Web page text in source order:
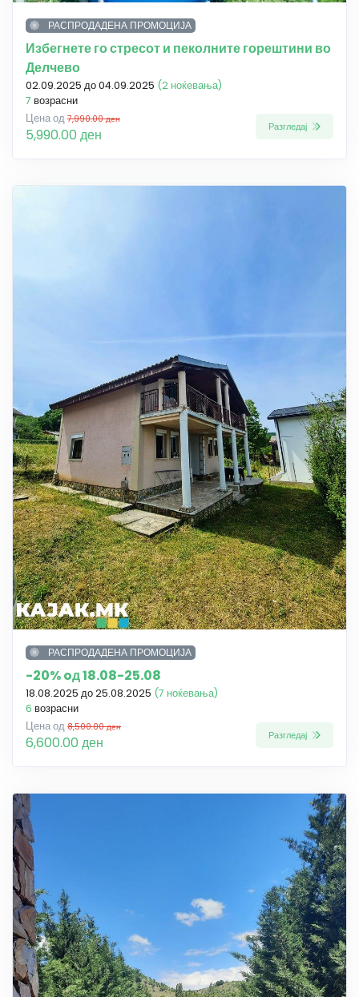
РАСПРОДАДЕНА ПРОМОЦИЈА
Избегнете го стресот и пеколните горештини во
Делчево
02.09.2025 до 04.09.2025 (2 ноќевања)
7 возрасни
Цена од 7,990.00 ден
5,990.00 ден Разгледај
РАСПРОДАДЕНА ПРОМОЦИЈА
-20% oд 18.08-25.08
18.08.2025 до 25.08.2025 (7 ноќевања)
6 возрасни
Цена од 8,500.00 ден
6,600.00 ден Разгледај